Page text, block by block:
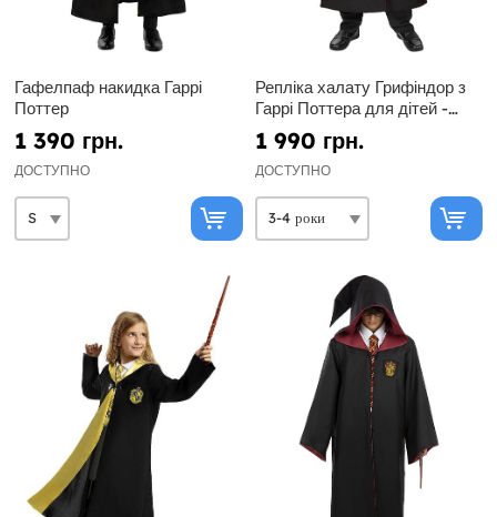
Гафелпаф накидка Гаррі
Поттер
1 390 грн.
ДОСТУПНО
Репліка халату Грифіндор з
Гаррі Поттера для дітей -
Diamond Edition
1 990 грн.
ДОСТУПНО